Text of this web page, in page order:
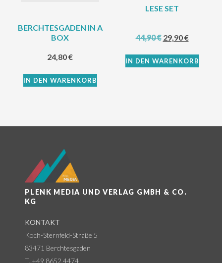
BERCHTESGADEN IN A
BOX
24,80€
IN DEN WARENKORB
LESE SET
44,90€ 29,90€
IN DEN WARENKORB
PLENK MEDIA UND VERLAG GMBH & CO.
KG
KONTAKT
Koch-Sternfeld-Straße 5
83471 Berchtesgaden
T. +49 8652 4474